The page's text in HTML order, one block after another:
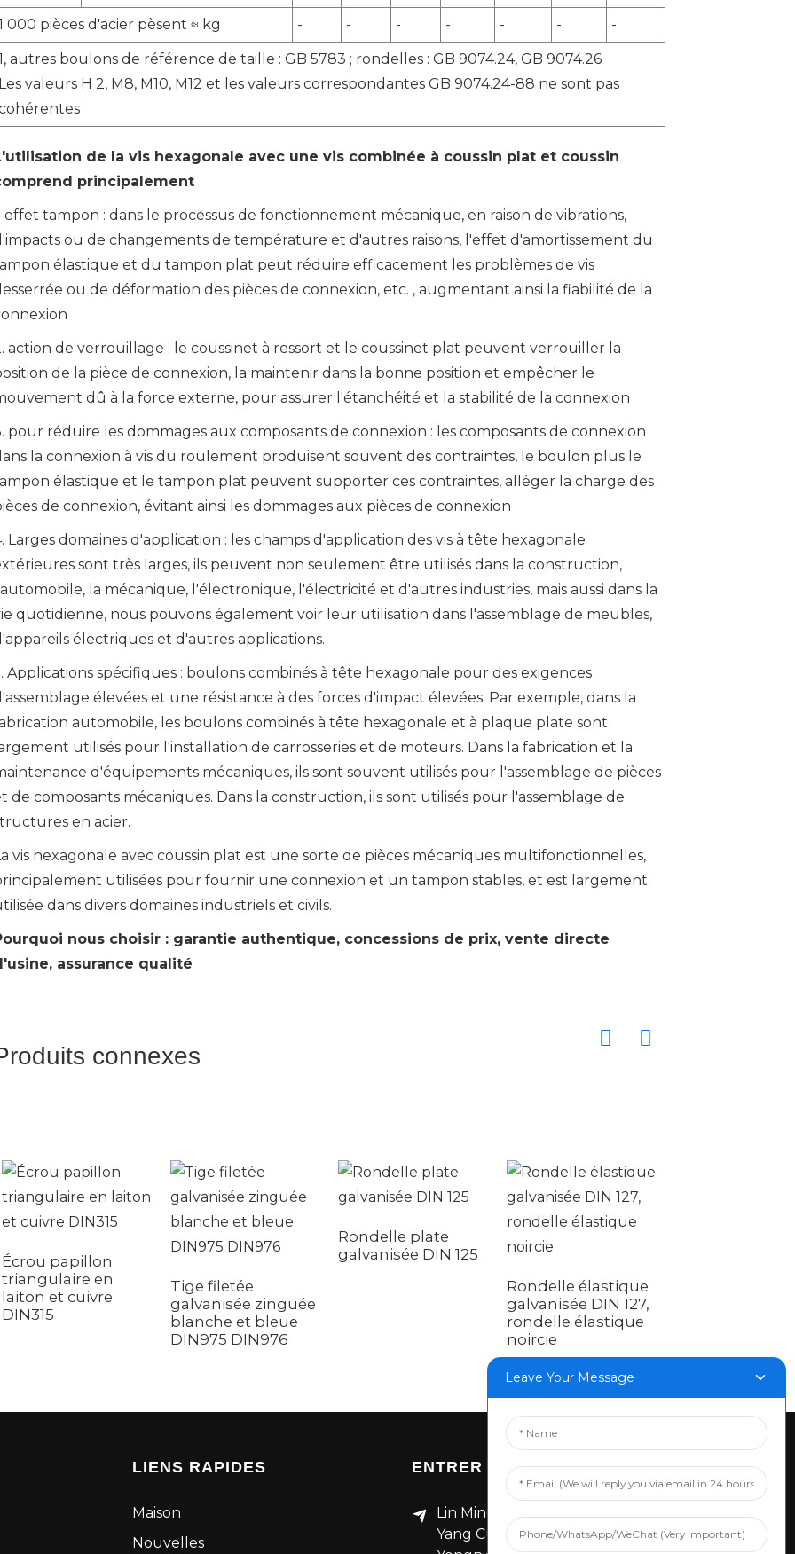
000 pièces d'acier pèsent ≈ kg - - - - - - -
autres boulons de référence de taille : GB 5783 ; rondelles : GB 9074.24, GB 9074.26
Les valeurs H 2, M8, M10, M12 et les valeurs correspondantes GB 9074.24-88 ne sont pas
de la vis hexagonale avec une vis combinée à coussin plat et coussin
principalement
effet tampon : dans le processus de fonctionnement mécanique, en raison de vibrations,
ou de changements de température et d'autres raisons, l'effet d'amortissement du
élastique et du tampon plat peut réduire efficacement les problèmes de vis
ou de déformation des pièces de connexion, etc. , augmentant ainsi la fiabilité de la
action de verrouillage : le coussinet à ressort et le coussinet plat peuvent verrouiller la
de la pièce de connexion, la maintenir dans la bonne position et empêcher le
dû à la force externe, pour assurer l'étanchéité et la stabilité de la connexion
pour réduire les dommages aux composants de connexion : les composants de connexion
la connexion à vis du roulement produisent souvent des contraintes, le boulon plus le
élastique et le tampon plat peuvent supporter ces contraintes, alléger la charge des
de connexion, évitant ainsi les dommages aux pièces de connexion
Larges domaines d'application : les champs d'application des vis à tête hexagonale
sont très larges, ils peuvent non seulement être utilisés dans la construction,
la mécanique, l'électronique, l'électricité et d'autres industries, mais aussi dans la
quotidienne, nous pouvons également voir leur utilisation dans l'assemblage de meubles,
électriques et d'autres applications.
Applications spécifiques : boulons combinés à tête hexagonale pour des exigences
élevées et une résistance à des forces d'impact élevées. Par exemple, dans la
automobile, les boulons combinés à tête hexagonale et à plaque plate sont
utilisés pour l'installation de carrosseries et de moteurs. Dans la fabrication et la
d'équipements mécaniques, ils sont souvent utilisés pour l'assemblage de pièces
de composants mécaniques. Dans la construction, ils sont utilisés pour l'assemblage de
en acier.
vis hexagonale avec coussin plat est une sorte de pièces mécaniques multifonctionnelles,
utilisées pour fournir une connexion et un tampon stables, et est largement
dans divers domaines industriels et civils.
nous choisir : garantie authentique, concessions de prix, vente directe
assurance qualité
connexes
Écrou papillon
triangulaire en
laiton et cuivre
DIN315
Tige filetée
galvanisée zinguée
blanche et bleue
DIN975 DIN976
Rondelle plate
galvanisée DIN 125
Rondelle élastique
galvanisée DIN 127,
rondelle élastique
noircie
LIENS RAPIDES
Maison
Nouvelles
ENTRER EN CONTACT
Lin Ming Guan Zhen Dong Ming
Yang Cun Nan, district de Handan
Leave Your Message